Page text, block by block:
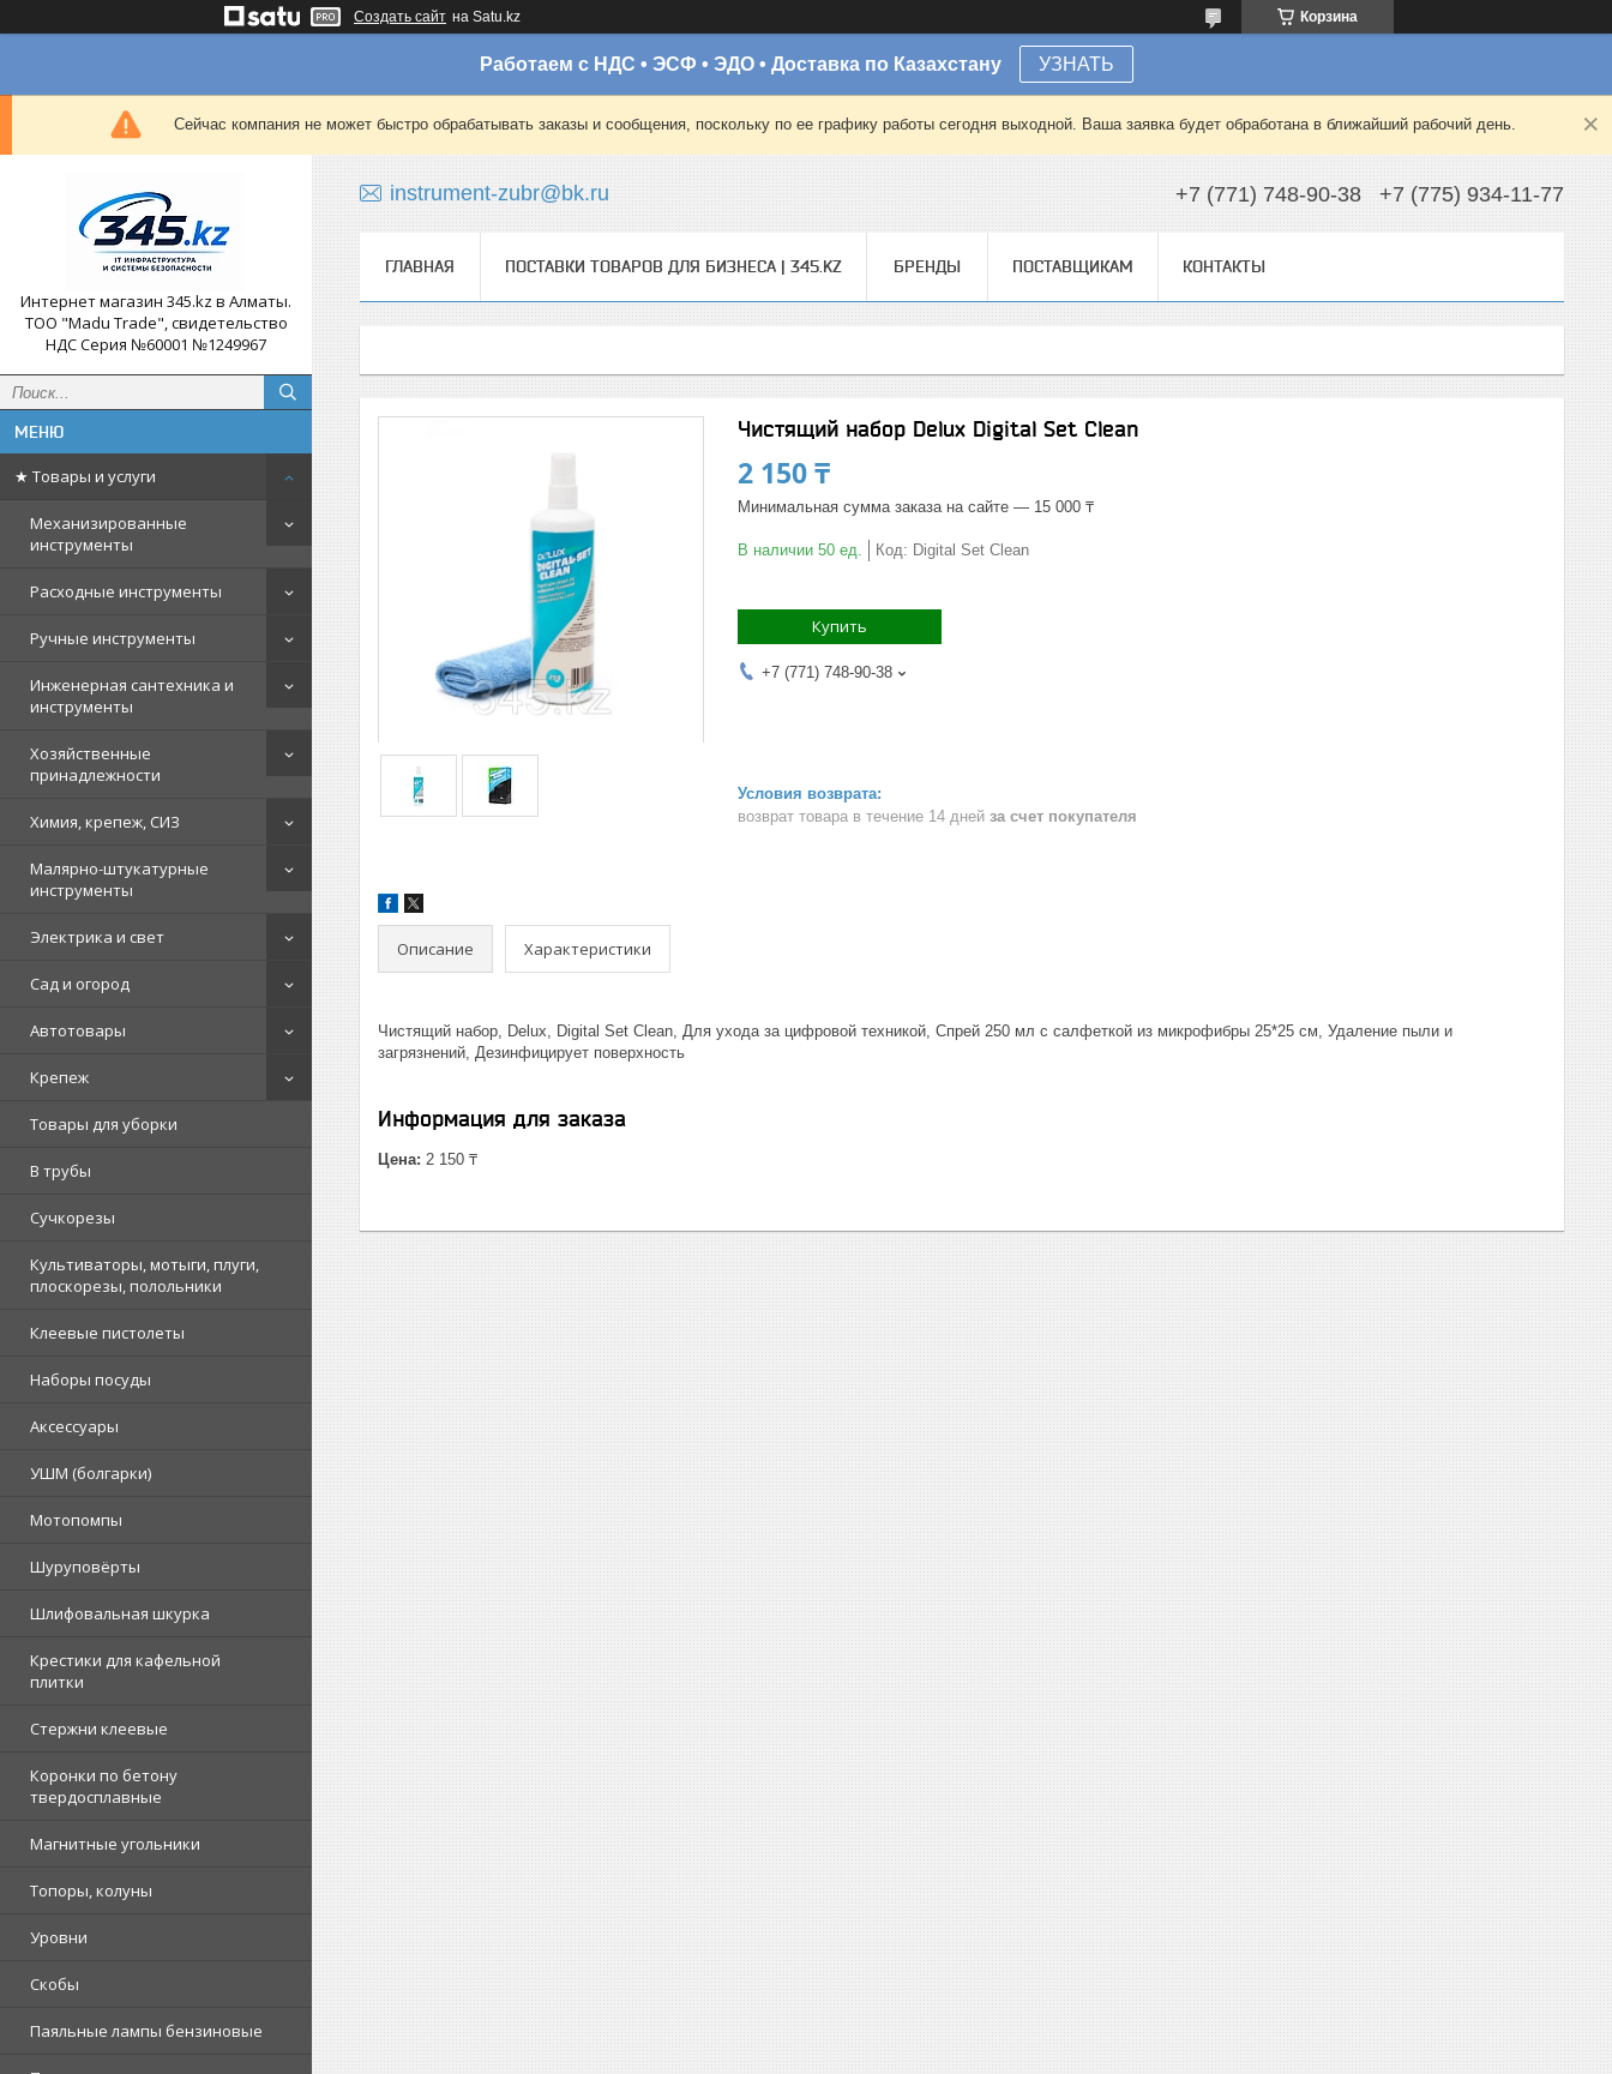
Создать сайт на Satu.kz Корзина
Работаем с НДС • ЭСФ • ЭДО • Доставка по Казахстану УЗНАТЬ
Сейчас компания не может быстро обрабатывать заказы и сообщения, поскольку по ее графику работы сегодня выходной. Ваша заявка будет обработана в ближайший рабочий день.
Интернет магазин 345.kz в Алматы.
ТОО "Madu Trade", свидетельство
НДС Серия №60001 №1249967
★ Товары и услуги
Механизированные
инструменты
Расходные инструменты
Ручные инструменты
Инженерная сантехника и
инструменты
Хозяйственные
принадлежности
Химия, крепеж, СИЗ
Малярно-штукатурные
инструменты
Электрика и свет
Сад и огород
Автотовары
Крепеж
Товары для уборки
В трубы
Сучкорезы
Культиваторы, мотыги, плуги,
плоскорезы, полольники
Клеевые пистолеты
Наборы посуды
Аксессуары
УШМ (болгарки)
Мотопомпы
Шуруповёрты
Шлифовальная шкурка
Крестики для кафельной
плитки
Стержни клеевые
Коронки по бетону
твердосплавные
Магнитные угольники
Топоры, колуны
Уровни
Скобы
Паяльные лампы бензиновые
instrument-zubr@bk.ru +7 (771) 748-90-38 +7 (775) 934-11-77
ГЛАВНАЯ ПОСТАВКИ ТОВАРОВ ДЛЯ БИЗНЕСА | 345.KZ БРЕНДЫ ПОСТАВЩИКАМ КОНТАКТЫ
Чистящий набор Delux Digital Set Clean
2 150 ₸
Минимальная сумма заказа на сайте — 15 000 ₸
В наличии 50 ед. Код: Digital Set Clean
Купить
+7 (771) 748-90-38
возврат товара в течение 14 дней за счет покупателя
Описание Характеристики
Чистящий набор, Delux, Digital Set Clean, Для ухода за цифровой техникой, Спрей 250 мл с салфеткой из микрофибры 25*25 см, Удаление пыли и
загрязнений, Дезинфицирует поверхность
Информация для заказа
Цена: 2 150 ₸